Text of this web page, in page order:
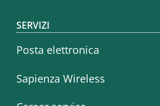
SERVIZI
Posta elettronica
Sapienza Wireless